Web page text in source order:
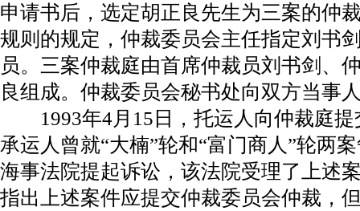
申请书后，选定胡正良先生为三案的仲
规则的规定，仲裁委员会主任指定刘书
员。三案仲裁庭由首席仲裁员刘书剑、
良组成。仲裁委员会秘书处向双方当事
1993年4月15日，托运人向仲裁庭提
承运人曾就“大楠”轮和“富门商人”轮两
海事法院提起诉讼，该法院受理了上述
指出上述案件应提交仲裁委员会仲裁，